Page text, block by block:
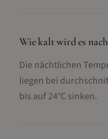
Wie kalt wird es
Die nächtlichen
liegen bei
bis auf 24°C sinken.